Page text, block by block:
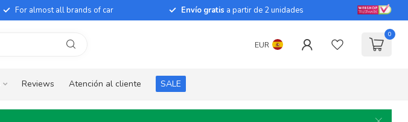
For almost all brands of car Envío gratis a partir de 2 unidades
EUR
0
Reviews Atención al cliente SALE